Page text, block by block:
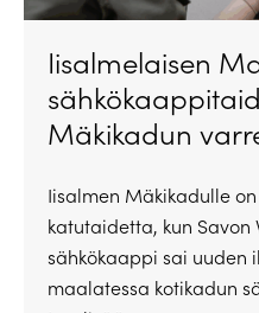
Iisalmelaisen
Mäkikadun
Iisalmen Mäkikadulle
katutaidetta, kun Savon
sähkökaappi sai uuden
maalatessa kotikadun